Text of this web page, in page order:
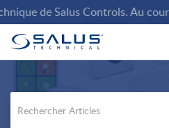
de Salus Controls. Au